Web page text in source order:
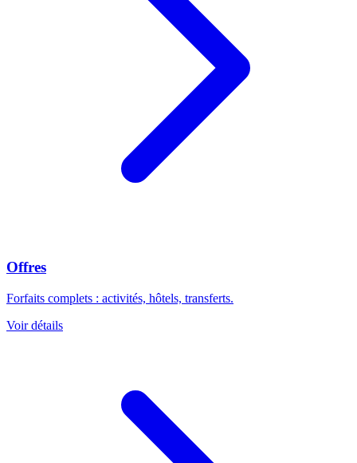
Offres
Forfaits complets : activités, hôtels, transferts.
Voir détails